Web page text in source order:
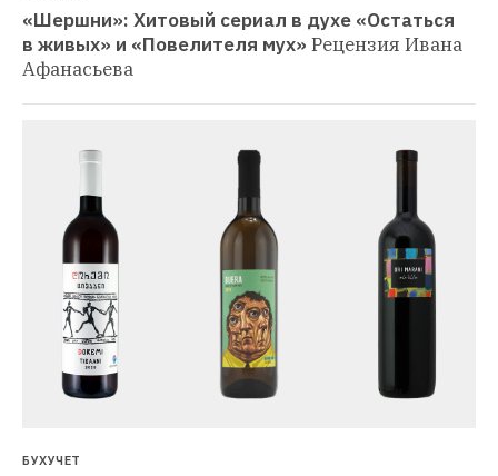
«Шершни»: Хитовый сериал в духе «Остаться
в живых» и «Повелителя мух» Рецензия Ивана
Афанасьева
БУХУЧЕТ